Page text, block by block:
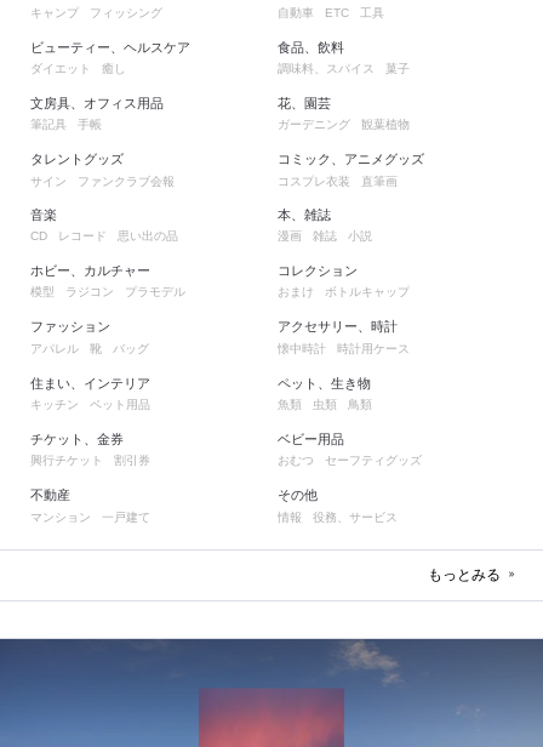
キャンプ フィッシング
ビューティー、ヘルスケア
ダイエット 癒し
文房具、オフィス用品
筆記具 手帳
タレントグッズ
サイン ファンクラブ会報
自動車 ETC 工具
食品、飲料
調味料、スパイス 菓子
花、園芸
ガーデニング 観葉植物
コミック、アニメグッズ
コスプレ衣装 直筆画
音楽
CD レコード 思い出の品
ホビー、カルチャー
模型 ラジコン プラモデル
ファッション
アパレル 靴 バッグ
住まい、インテリア
キッチン ペット用品
チケット、金券
興行チケット 割引券
不動産
マンション 一戸建て
本、雑誌
漫画 雑誌 小説
コレクション
おまけ ボトルキャップ
アクセサリー、時計
懐中時計 時計用ケース
ペット、生き物
魚類 虫類 鳥類
ベビー用品
おむつ セーフティグッズ
その他
情報 役務、サービス
もっとみる